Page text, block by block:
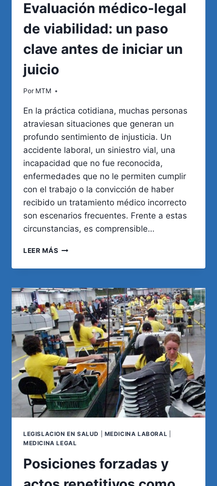
Evaluación médico-legal
de viabilidad: un paso
clave antes de iniciar un
juicio
Por MTM
En la práctica cotidiana, muchas personas
atraviesan situaciones que generan un
profundo sentimiento de injusticia. Un
accidente laboral, un siniestro vial, una
incapacidad que no fue reconocida,
enfermedades que no le permiten cumplir
con el trabajo o la convicción de haber
recibido un tratamiento médico incorrecto
son escenarios frecuentes. Frente a estas
circunstancias, es comprensible…
LEER MÁS EVALUACIÓN
LEGAL
VIABILIDAD:
UN
PASO
CLAVE
ANTES
DE
INICIAR
UN
JUICIO
LEGISLACION EN SALUD MEDICINA LABORAL
MEDICINA LEGAL
Posiciones forzadas y